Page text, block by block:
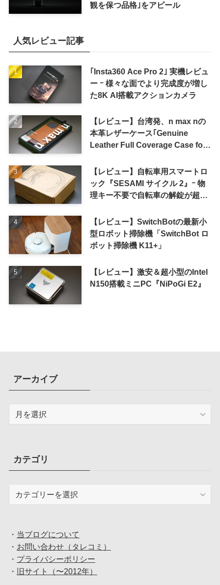
観を保つ品格｣をアピール
人気レビュー記事
｢Insta360 Ace Pro 2｣ 実機レビュ
ー ｰ 様々な面でより完成度が増し
た8K AI搭載アクションカメラ
【レビュー】台湾発、n max nの
本革レザーケース｢Genuine
Leather Full Coverage Case for
【レビュー】自転車用スマートロ
ック『SESAMI サイクル 2』ｰ 物
理キー不要で自転車の解錠が超簡
【レビュー】SwitchBotの最新小
型ロボット掃除機「SwitchBot ロ
ボット掃除機 K11+」
【レビュー】激安＆超小型のIntel
N150搭載ミニPC『NiPoGi E2』
アーカイブ
ブカテゴリ
・ 当ブログについて
・ お問い合わせ（タレコミ）
・ プライバシーポリシー
・
旧サイト（〜2012年）